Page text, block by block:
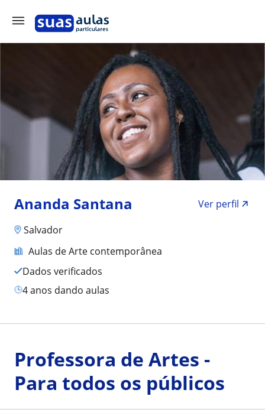
Ananda Santana
Ver perfil
Salvador
Aulas de Arte contemporânea
Dados verificados
4 anos dando aulas
Professora de Artes -
Para todos os públicos